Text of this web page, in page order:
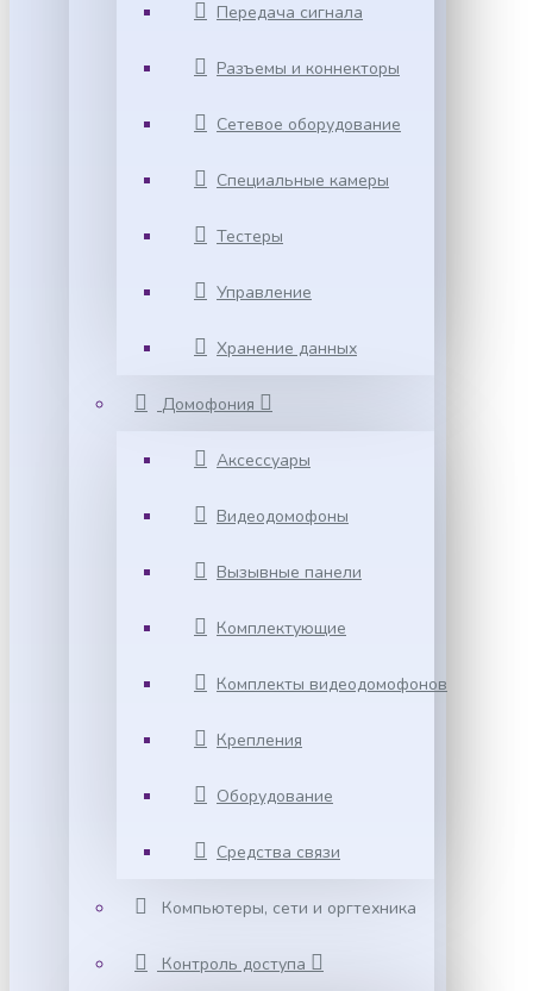
Передача сигнала
Разъемы и коннекторы
Сетевое оборудование
Специальные камеры
Тестеры
Управление
Хранение данных
Домофония
Аксессуары
Видеодомофоны
Вызывные панели
Комплектующие
Комплекты видеодомофонов
Крепления
Оборудование
Средства связи
Компьютеры, сети и оргтехника
Контроль доступа